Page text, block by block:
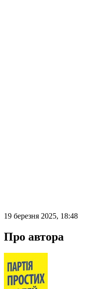
19 березня 2025, 18:48
Про автора